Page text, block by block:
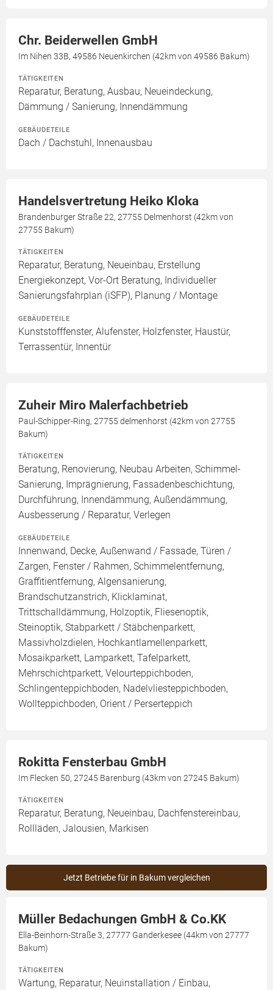
Chr. Beiderwellen GmbH
Im Nihen 33B, 49586 Neuenkirchen (42km von 49586 Bakum)
TÄTIGKEITEN
Reparatur, Beratung, Ausbau, Neueindeckung,
Dämmung / Sanierung, Innendämmung
GEBÄUDETEILE
Dach / Dachstuhl, Innenausbau
Handelsvertretung Heiko Kloka
Brandenburger Straße 22, 27755 Delmenhorst (42km von
27755 Bakum)
TÄTIGKEITEN
Reparatur, Beratung, Neueinbau, Erstellung
Energiekonzept, Vor-Ort Beratung, Individueller
Sanierungsfahrplan (iSFP), Planung / Montage
GEBÄUDETEILE
Kunststofffenster, Alufenster, Holzfenster, Haustür,
Terrassentür, Innentür
Zuheir Miro Malerfachbetrieb
Paul-Schipper-Ring, 27755 delmenhorst (42km von 27755
Bakum)
TÄTIGKEITEN
Beratung, Renovierung, Neubau Arbeiten, Schimmel-
Sanierung, Imprägnierung, Fassadenbeschichtung,
Durchführung, Innendämmung, Außendämmung,
Ausbesserung / Reparatur, Verlegen
GEBÄUDETEILE
Innenwand, Decke, Außenwand / Fassade, Türen /
Zargen, Fenster / Rahmen, Schimmelentfernung,
Graffitientfernung, Algensanierung,
Brandschutzanstrich, Klicklaminat,
Trittschalldämmung, Holzoptik, Fliesenoptik,
Steinoptik, Stabparkett / Stäbchenparkett,
Massivholzdielen, Hochkantlamellenparkett,
Mosaikparkett, Lamparkett, Tafelparkett,
Mehrschichtparkett, Velourteppichboden,
Schlingenteppichboden, Nadelvliesteppichboden,
Wollteppichboden, Orient / Perserteppich
Rokitta Fensterbau GmbH
Im Flecken 50, 27245 Barenburg (43km von 27245 Bakum)
TÄTIGKEITEN
Reparatur, Beratung, Neueinbau, Dachfenstereinbau,
Rollläden, Jalousien, Markisen
Jetzt Betriebe für in Bakum vergleichen
Müller Bedachungen GmbH & Co.KK
Ella-Beinhorn-Straße 3, 27777 Ganderkesee (44km von 27777
Bakum)
TÄTIGKEITEN
Wartung, Reparatur, Neuinstallation / Einbau,